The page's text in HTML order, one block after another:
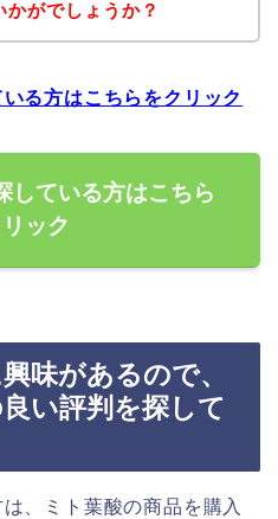
かがでしょうか？
る方はこちらをクリック
している方はこちら
ック
味があるので、
い評判を探して
、ミト葉酸の商品を購入